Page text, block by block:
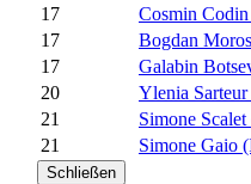
17
Cosmin
17
Bogdan
17
Galabin
20
Ylenia
21
Simone
21
Simone Gaio
Schließen